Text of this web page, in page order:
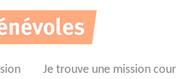
Je trouve une mission